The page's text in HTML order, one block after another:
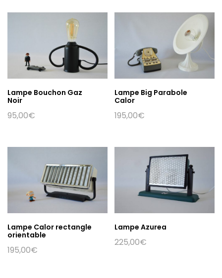
Lampe Bouchon Gaz
Noir
95,00€
Lampe Big Parabole
Calor
195,00€
Lampe Calor rectangle
orientable
195,00€
Lampe Azurea
225,00€